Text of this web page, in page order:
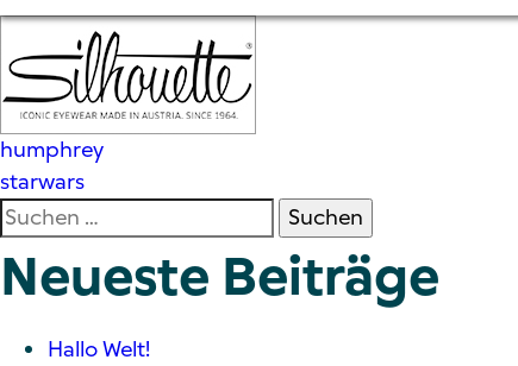
Beitragsnavigation
humphrey
starwars
Suchen
nach:
Neueste Beiträge
Hallo Welt!